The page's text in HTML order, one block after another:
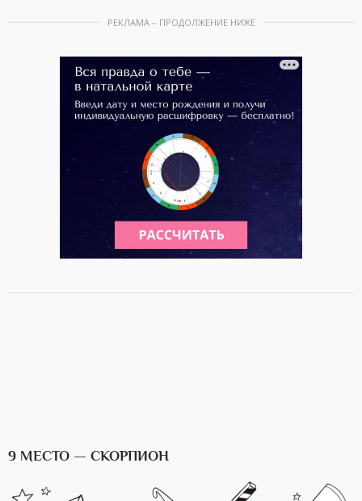
РЕКЛАМА – ПРОДОЛЖЕНИЕ НИЖЕ
9 МЕСТО — СКОРПИОН